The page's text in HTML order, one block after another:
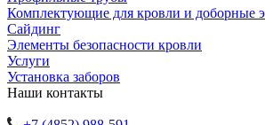
Комплектующие для кровли и доборные
Сайдинг
Элементы безопасности кровли
Услуги
Установка заборов
Наши контакты